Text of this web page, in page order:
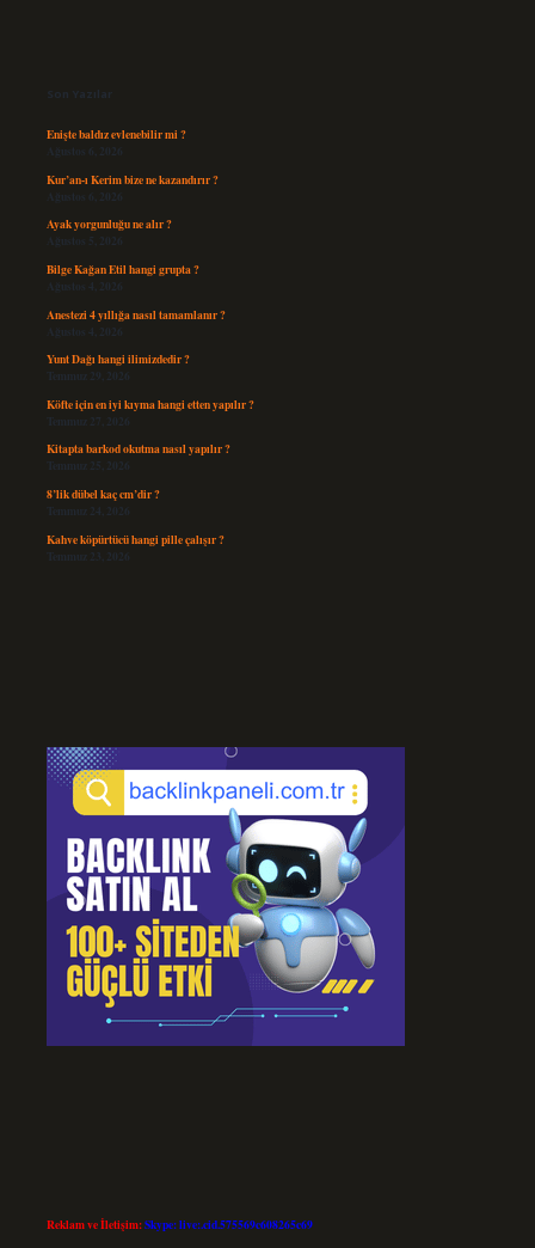
Son Yazılar
Enişte baldız evlenebilir mi ?
Ağustos 6, 2026
Kur’an-ı Kerim bize ne kazandırır ?
Ağustos 6, 2026
Ayak yorgunluğu ne alır ?
Ağustos 5, 2026
Bilge Kağan Etil hangi grupta ?
Ağustos 4, 2026
Anestezi 4 yıllığa nasıl tamamlanır ?
Ağustos 4, 2026
Yunt Dağı hangi ilimizdedir ?
Temmuz 29, 2026
Köfte için en iyi kıyma hangi etten yapılır ?
Temmuz 27, 2026
Kitapta barkod okutma nasıl yapılır ?
Temmuz 25, 2026
8’lik dübel kaç cm’dir ?
Temmuz 24, 2026
Kahve köpürtücü hangi pille çalışır ?
Temmuz 23, 2026
Reklam ve İletişim:Skype: live:.cid.575569c608265c69